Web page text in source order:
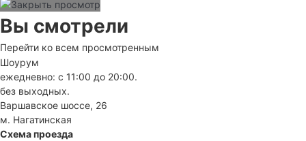
Вы смотрели
Перейти ко всем просмотренным
Шоурум
ежедневно: с 11:00 до 20:00.
без выходных.
Варшавское шоссе, 26
м. Нагатинская
Схема проезда